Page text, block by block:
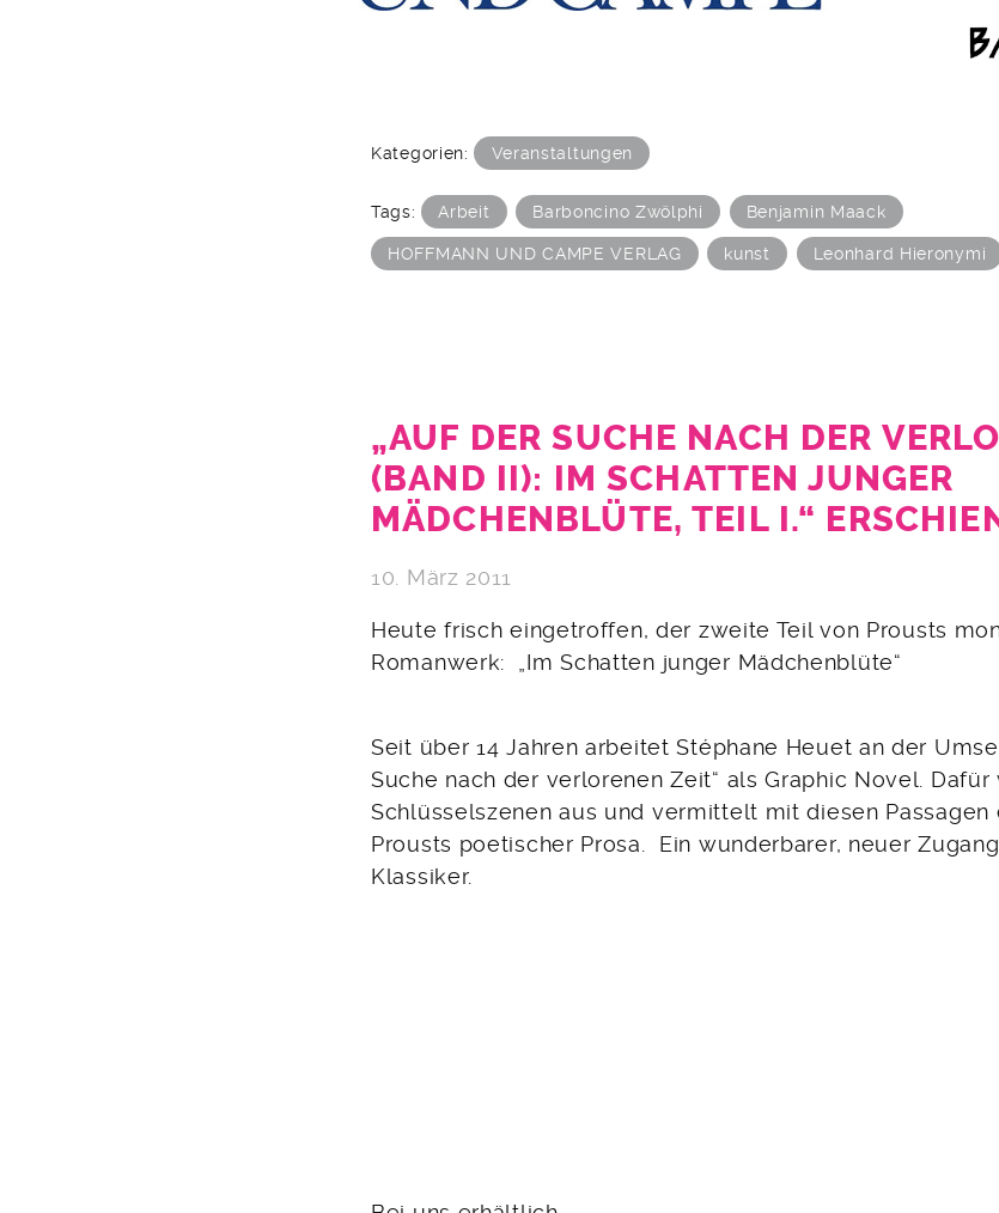
Kategorien: Veranstaltungen
Tags: Arbeit Barboncino Zwölphi Benjamin Maack
HOFFMANN UND CAMPE VERLAG kunst Leonhard Hieronymi
„AUF DER SUCHE NACH DER
(BAND II): IM SCHATTEN JUNGER
MÄDCHENBLÜTE, TEIL I.“
10. März 2011
Heute frisch eingetroffen, der zweite Teil von Prousts
Romanwerk: „Im Schatten junger Mädchenblüte“
Seit über 14 Jahren arbeitet Stéphane Heuet an der
Suche nach der verlorenen Zeit“ als Graphic Novel. Dafür
Schlüsselszenen aus und vermittelt mit diesen Passagen
Prousts poetischer Prosa. Ein wunderbarer, neuer
Klassiker.